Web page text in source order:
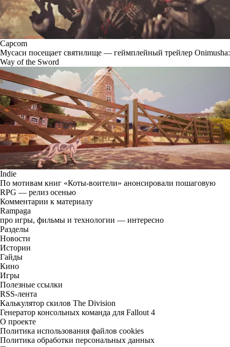
Capcom
Мусаси посещает святилище — геймплейный трейлер Onimusha:
Way of the Sword
Indie
По мотивам книг «Коты-воители» анонсировали пошаговую
RPG — релиз осенью
Комментарии к материалу
Rampaga
про игры, фильмы и технологии — интересно
Разделы
Новости
Истории
Гайды
Кино
Игры
Полезные ссылки
RSS-лента
Калькулятор скилов The Division
Генератор консольных команда для Fallout 4
О проекте
Политика использования файлов cookies
Политика обработки персональных данных